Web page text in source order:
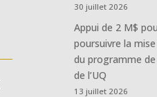
30 juillet 2026
Appui de 2 M$
poursuivre la
du programme
de l’UQ
13 juillet 2026